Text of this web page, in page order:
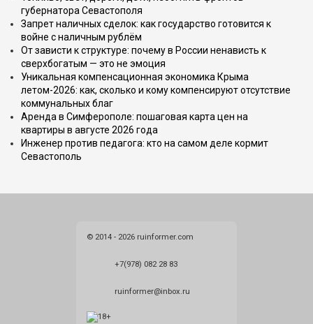
губернатора Севастополя
Запрет наличных сделок: как государство готовится к
войне с наличным рублём
От зависти к структуре: почему в России ненависть к
сверхбогатым — это не эмоция
Уникальная компенсационная экономика Крыма
летом-2026: как, сколько и кому компенсируют отсутствие
коммунальных благ
Аренда в Симферополе: пошаговая карта цен на
квартиры в августе 2026 года
Инженер против педагога: кто на самом деле кормит
Севастополь
© 2014 - 2026 ruinformer.com
+7(978) 082 28 83
ruinformer@inbox.ru